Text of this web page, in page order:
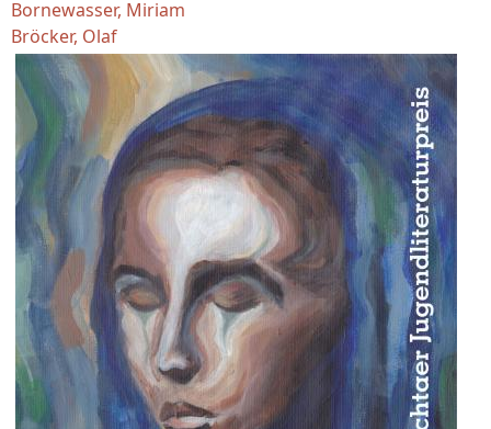
Bornewasser, Miriam
Bröcker, Olaf